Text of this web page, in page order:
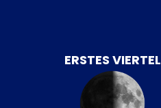
ERSTES VIERTEL